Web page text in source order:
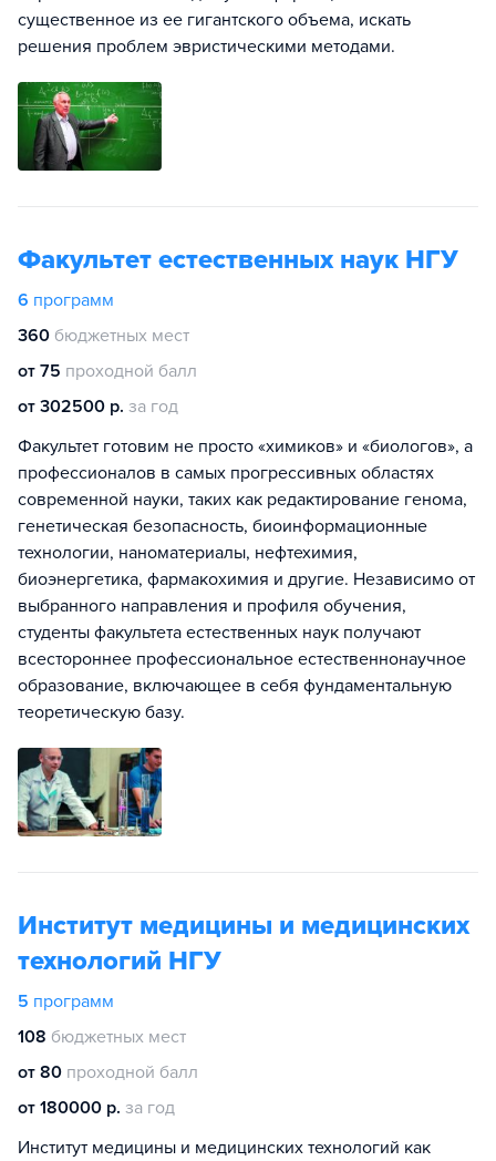
существенное из ее гигантского объема, искать
решения проблем эвристическими методами.
Факультет естественных наук НГУ
6 программ
360 бюджетных мест
от 75 проходной балл
от 302500 р. за год
Факультет готовим не просто «химиков» и «биологов», а
профессионалов в самых прогрессивных областях
современной науки, таких как редактирование генома,
генетическая безопасность, биоинформационные
технологии, наноматериалы, нефтехимия,
биоэнергетика, фармакохимия и другие. Независимо от
выбранного направления и профиля обучения,
студенты факультета естественных наук получают
всестороннее профессиональное естественнонаучное
образование, включающее в себя фундаментальную
теоретическую базу.
Институт медицины и медицинских
технологий НГУ
5 программ
108 бюджетных мест
от 80 проходной балл
от 180000 р. за год
Институт медицины и медицинских технологий как